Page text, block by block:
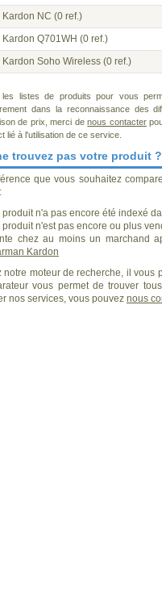
Kardon NC (0 ref.)
Kardon Q701WH (0 ref.)
Kardon Soho Wireless (0 ref.)
les listes de produits pour vous
dans la reconnaissance des
de prix, merci denous contacter
lié à l'utilisation de ce service.
trouvez pas votre produit ?
que vous souhaitez
produit n'a pas encore été indexé
produit n'est pas encore ou plus
chez au moins un marchand
Kardon
notre moteur de recherche, il
vous permet de trouver
nos services, vous pouvez nous